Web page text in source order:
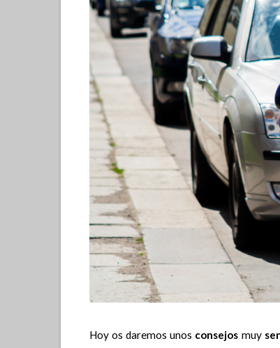
Hoy os daremos unos consejos muy